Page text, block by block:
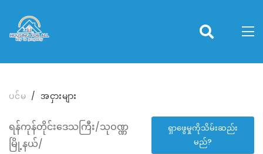
ပင်မ အငှားများ
ရန်ကုန်တိုင်းဒေသကြီး/သုဝဏ္ဏ
မြို့နယ်/
ရှာဖွေမှုကိုသိမ်းဆည်း
မည်?